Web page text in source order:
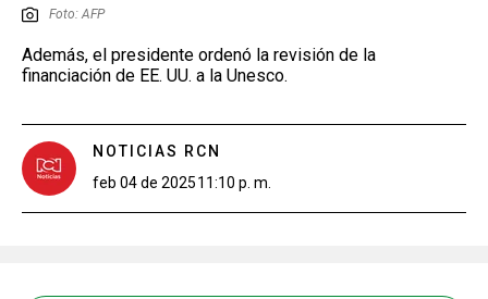
Foto: AFP
Además, el presidente ordenó la revisión de la
financiación de EE. UU. a la Unesco.
NOTICIAS RCN
feb 04 de 202511:10 p. m.